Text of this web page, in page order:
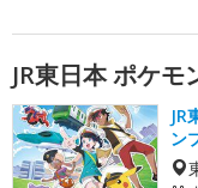
JR東日本 ポケ
JR
ン